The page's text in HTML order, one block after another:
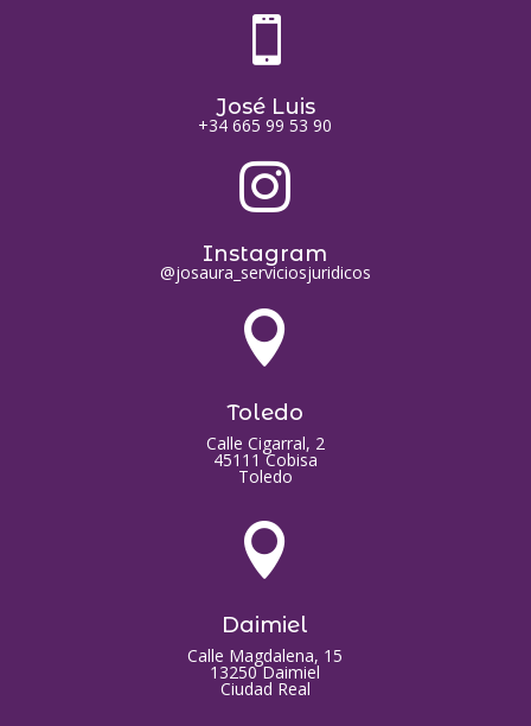

José Luis
+34 665 99 53 90

Instagram
@josaura_serviciosjuridicos

Toledo
Calle Cigarral, 2
45111 Cobisa
Toledo

Daimiel
Calle Magdalena, 15
13250 Daimiel
Ciudad Real